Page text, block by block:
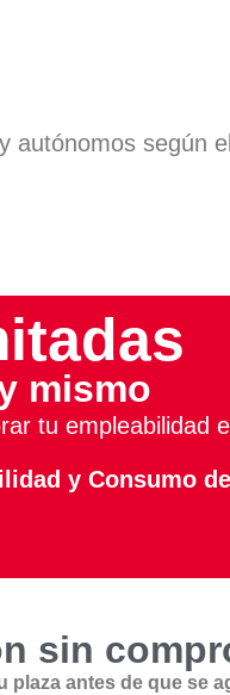
autónomos según
mismo
tu empleabilidad
y Consumo
sin
plaza antes de que se